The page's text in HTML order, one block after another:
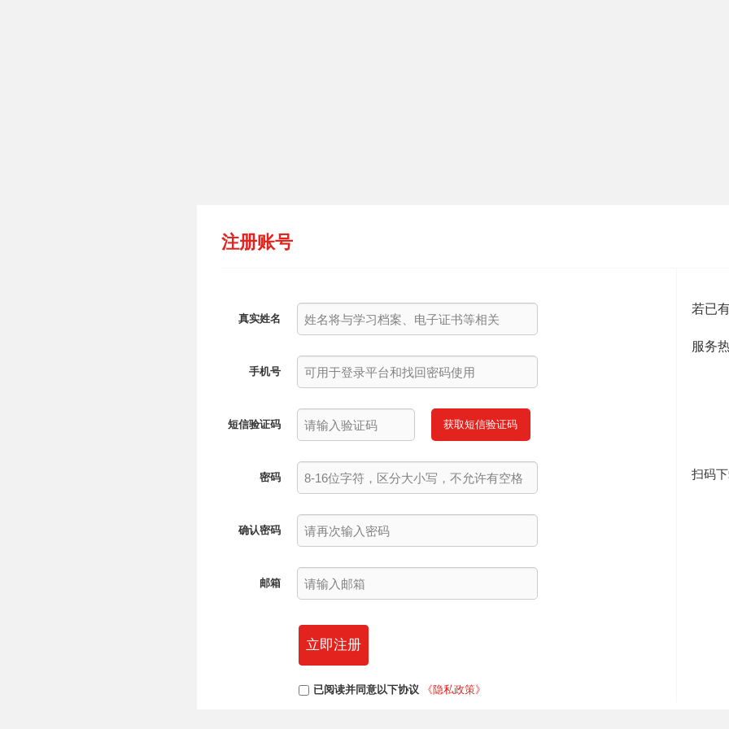
注册账号
真实姓名
手机号
短信验证码 获取短信验证码
密码
确认密码
邮箱
立即注册
已阅读并同意以下协议 《隐私政策》
若已
服务
扫码